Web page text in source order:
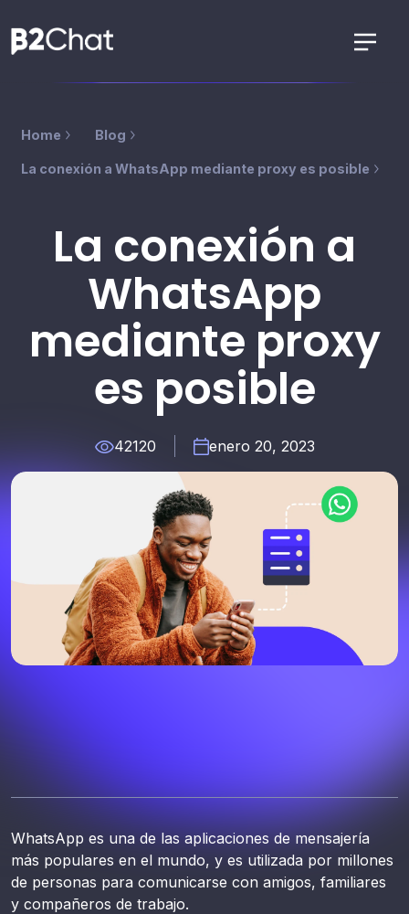
Home Blog
La conexión a WhatsApp mediante proxy es posible
La conexión a
WhatsApp
mediante proxy
es posible
42120 enero 20, 2023
WhatsApp es una de las aplicaciones de mensajería
más populares en el mundo, y es utilizada por millones
de personas para comunicarse con amigos, familiares
y compañeros de trabajo.